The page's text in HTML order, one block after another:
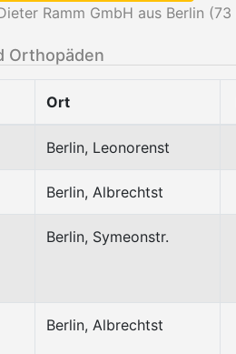
Ramm GmbH aus Berlin (73
Orthopäden
Ort
Berlin, Leonorenst
Berlin, Albrechtst
Berlin, Symeonstr.
Berlin, Albrechtst